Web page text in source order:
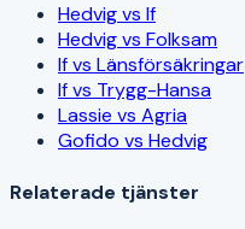
Hedvig vs If
Hedvig vs Folksam
If vs Länsförsäkringar
If vs Trygg-Hansa
Lassie vs Agria
Gofido vs Hedvig
Relaterade tjänster